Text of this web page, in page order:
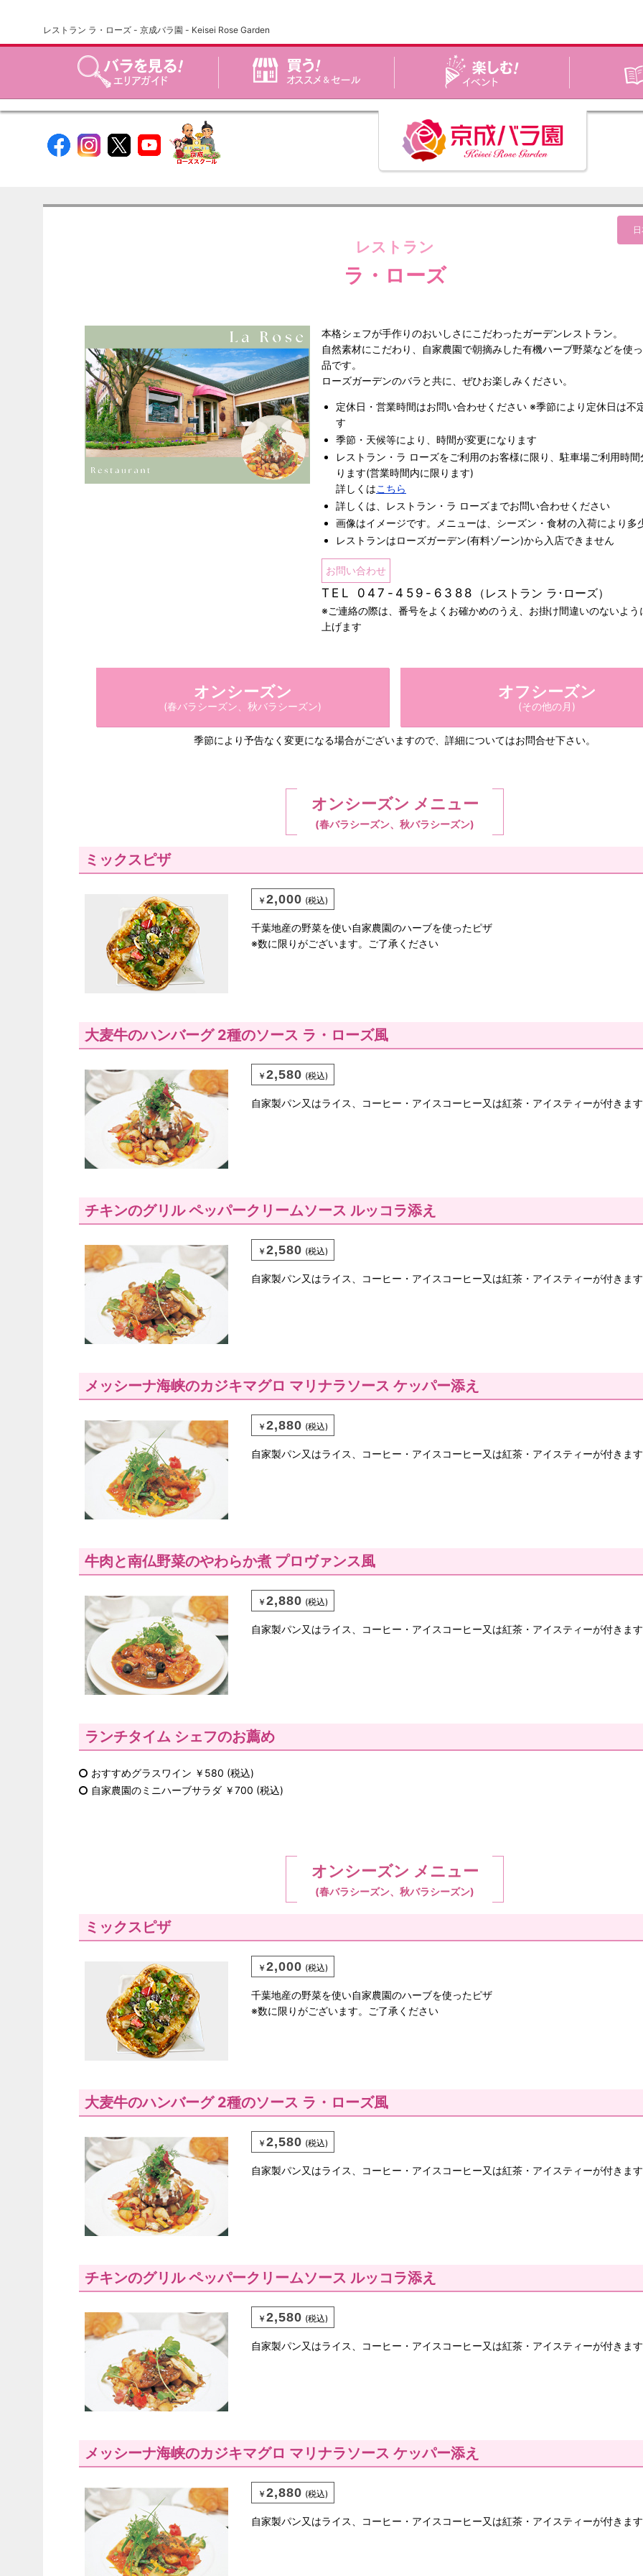
レストラン ラ・ローズ - 京成バラ園 - Keisei Rose Garden
レストラン
ラ・ローズ
本格シェフが手作りのおいしさにこだわったガーデンレストラン。
自然素材にこだわり、自家農園で朝摘みした有機ハーブ野菜などを使
品です。
ローズガーデンのバラと共に、ぜひお楽しみください。
定休日・営業時間はお問い合わせください ※季節により定休日は不
す
季節・天候等により、時間が変更になります
レストラン・ラ ローズをご利用のお客様に限り、駐車場ご利用時
ります(営業時間内に限ります)
詳しくはこちら
詳しくは、レストラン・ラ ローズまでお問い合わせください
画像はイメージです。メニューは、シーズン・食材の入荷により多
レストランはローズガーデン(有料ゾーン)から入店できません
お問い合わせ
TEL 047-459-6388 （レストラン ラ･ローズ）
※ご連絡の際は、番号をよくお確かめのうえ、お掛け間違いのないよう
上げます
オンシーズン
(春バラシーズン、秋バラシーズン)
オフシーズン
(その他の月)
季節により予告なく変更になる場合がございますので、詳細についてはお問合せ下さい。
オンシーズン メニュー
(春バラシーズン、秋バラシーズン)
ミックスピザ
￥ 2,000 (税込)
千葉地産の野菜を使い自家農園のハーブを使ったピザ
※数に限りがございます。ご了承ください
大麦牛のハンバーグ 2種のソース ラ・ローズ風
￥ 2,580 (税込)
自家製パン又はライス、コーヒー・アイスコーヒー又は紅茶・アイスティーが付きま
チキンのグリル ペッパークリームソース ルッコラ添え
￥ 2,580 (税込)
自家製パン又はライス、コーヒー・アイスコーヒー又は紅茶・アイスティーが付きま
メッシーナ海峡のカジキマグロ マリナラソース ケッパー添え
￥ 2,880 (税込)
自家製パン又はライス、コーヒー・アイスコーヒー又は紅茶・アイスティーが付きま
牛肉と南仏野菜のやわらか煮 プロヴァンス風
￥ 2,880 (税込)
自家製パン又はライス、コーヒー・アイスコーヒー又は紅茶・アイスティーが付きま
ランチタイム シェフのお薦め
おすすめグラスワイン ￥580 (税込)
自家農園のミニハーブサラダ ￥700 (税込)
オンシーズン メニュー
(春バラシーズン、秋バラシーズン)
ミックスピザ
￥ 2,000 (税込)
千葉地産の野菜を使い自家農園のハーブを使ったピザ
※数に限りがございます。ご了承ください
大麦牛のハンバーグ 2種のソース ラ・ローズ風
￥ 2,580 (税込)
自家製パン又はライス、コーヒー・アイスコーヒー又は紅茶・アイスティーが付きま
チキンのグリル ペッパークリームソース ルッコラ添え
￥ 2,580 (税込)
自家製パン又はライス、コーヒー・アイスコーヒー又は紅茶・アイスティーが付きま
メッシーナ海峡のカジキマグロ マリナラソース ケッパー添え
￥ 2,880 (税込)
自家製パン又はライス、コーヒー・アイスコーヒー又は紅茶・アイスティーが付きま